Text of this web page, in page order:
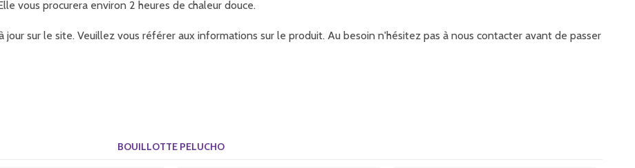
vous procurera environ 2 heures de chaleur douce.
sur le site. Veuillez vous référer aux informations sur le produit. Au besoin n'hésitez pas à nous contacter avant de passer
BOUILLOTTE PELUCHO